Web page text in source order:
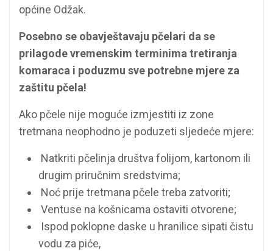
općine Odžak.
Posebno se obavještavaju pčelari da se
prilagode vremenskim terminima tretiranja
komaraca i poduzmu sve potrebne mjere za
zaštitu pčela!
Ako pčele nije moguće izmjestiti iz zone
tretmana neophodno je poduzeti sljedeće mjere:
Natkriti pčelinja društva folijom, kartonom ili
drugim priručnim sredstvima;
Noć prije tretmana pčele treba zatvoriti;
Ventuse na košnicama ostaviti otvorene;
Ispod poklopne daske u hranilice sipati čistu
vodu za piće,